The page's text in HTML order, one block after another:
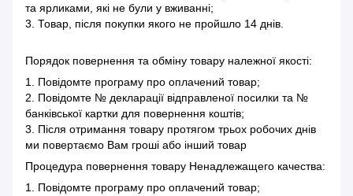
та ярликами, які не були у вживанні;
3. Товар, після покупки якого не пройшло 14 днів.
Порядок повернення та обміну товару належної якості:
1. Повідомте програму про оплачений товар;
2. Повідомте № декларації відправленої посилки та №
банківської картки для повернення коштів;
3. Після отримання товару протягом трьох робочих днів
ми повертаємо Вам гроші або інший товар
Процедура повернення товару Ненадлежащего качества:
1. Повідомте програму про оплачений товар;